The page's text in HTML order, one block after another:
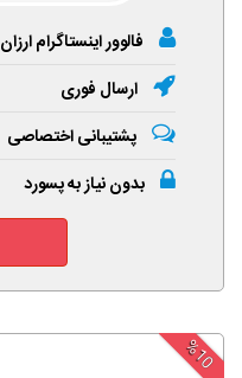
فالوور اینستاگرام ارزان
ارسال فوری
پشتیبانی اختصاصی
بدون نیاز به پسورد
%10